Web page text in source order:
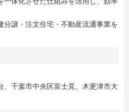
分譲・注文住宅・不動産流通事業を
、千葉市中央区富士見、木更津市大